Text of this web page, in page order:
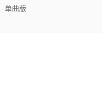
· 单曲版